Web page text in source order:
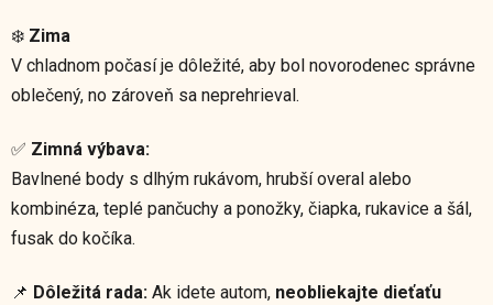
❄️ Zima
V chladnom počasí je dôležité, aby bol novorodenec správne
oblečený, no zároveň sa neprehrieval.
✅ Zimná výbava:
Bavlnené body s dlhým rukávom, hrubší overal alebo
kombinéza, teplé pančuchy a ponožky, čiapka, rukavice a šál,
fusak do kočíka.
📌 Dôležitá rada: Ak idete autom, neobliekajte dieťaťu